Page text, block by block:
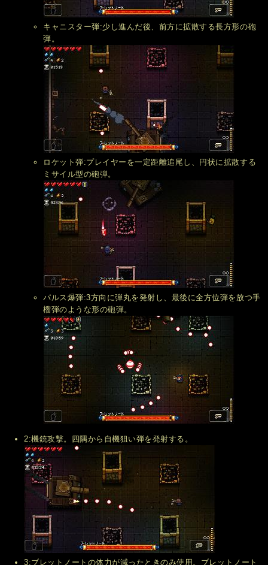
キャニスター弾:少し進んだ後、前方に拡散する長方形の砲
弾。
ロケット弾:プレイヤーを一定距離追尾し、円状に拡散する
ミサイル型の砲弾。
パルス爆弾:3方向に弾丸を発射し、最後に全方位弾を放つ手
榴弾のような形の砲弾。
2:機銃攻撃。四隅から自機狙い弾を発射する。
3:ブレットノートの体力が減ったときのみ使用。ブレットノート